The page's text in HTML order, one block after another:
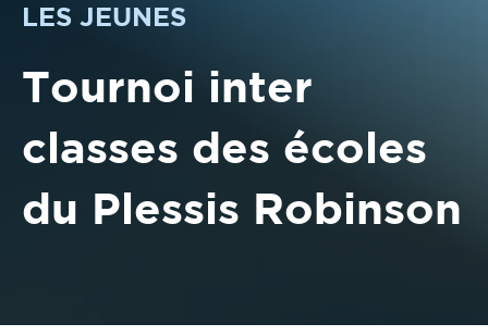
LES JEUNES
Tournoi inter
classes des écoles
du Plessis Robinson